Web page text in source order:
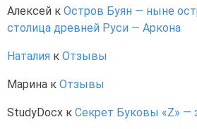
Алексей к Остров Буян — ныне
столица древней Руси — Аркона
Наталия к Отзывы
Марина к Отзывы
StudyDocx к Секрет Буковы «Z» —